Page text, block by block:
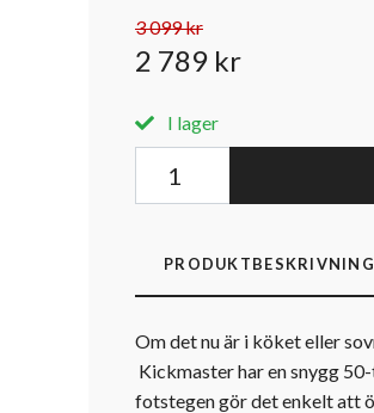
3 099 kr
2 789 kr
I lager
PRODUKTBESKRIVNING
Om det nu är i köket eller
Kickmaster har en snygg
fotstegen gör det enkelt att